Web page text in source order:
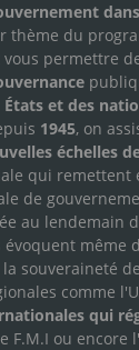
thème du
permettre
États et des
1945, on
échelles
qui remettent
de
au lendemain
même
souveraineté
comme
qui
F.M.I ou encore